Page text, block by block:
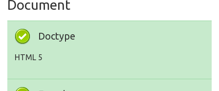
Document
Doctype
HTML 5